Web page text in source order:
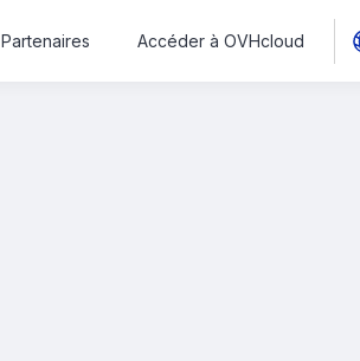
Partenaires Accéder à OVHcloud